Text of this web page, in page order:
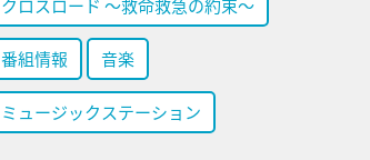
クロスロード ～救命救急の約束～
番組情報 音楽
ミュージックステーション